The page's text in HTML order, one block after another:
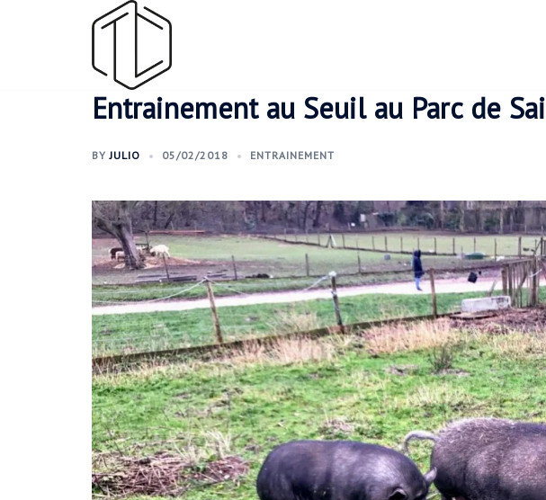
Entrainement au Seuil au Parc de
BYJULIO 05/02/2018 ENTRAINEMENT